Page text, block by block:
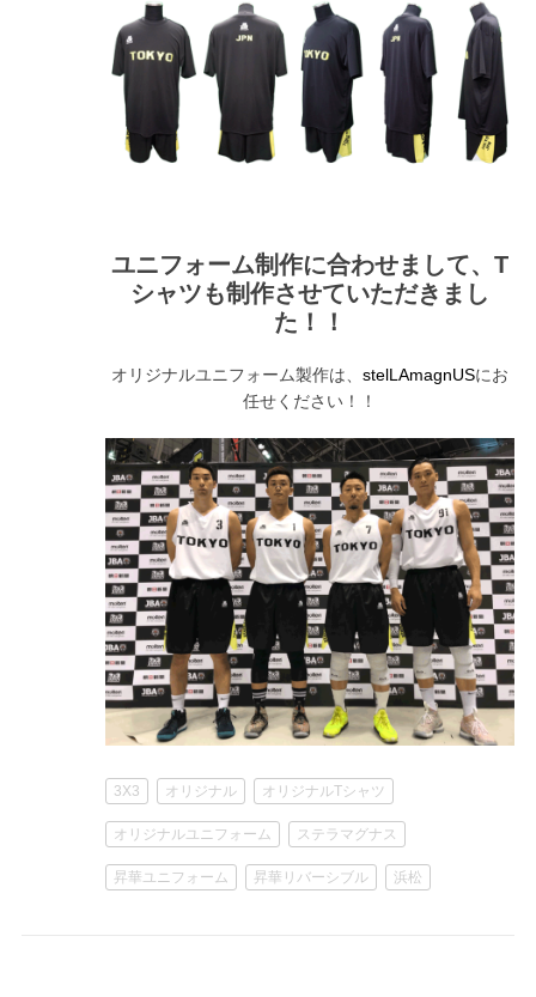
ユニフォーム制作に合わせまして、T
シャツも制作させていただきまし
た！！
オリジナルユニフォーム製作は、 stelLAmagnUSにお
任せください！！
3X3 オリジナル オリジナルTシャツ
オリジナルユニフォーム ステラマグナス
昇華ユニフォーム 昇華リバーシブル 浜松